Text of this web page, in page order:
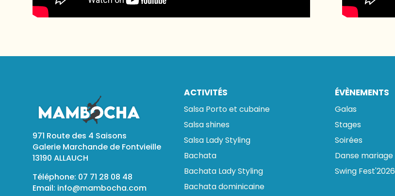
971 Route des 4 Saisons
Galerie Marchande de Fontvieille
13190 ALLAUCH
Téléphone: 07 71 28 08 48
Email: info@mambocha.com
ACTIVITÉS
Salsa Porto et cubaine
Salsa shines
Salsa Lady Styling
Bachata
Bachata Lady Styling
Bachata dominicaine
ÉVÈNEMENTS
Galas
Stages
Soirées
Danse mariage
Swing Fest'2026